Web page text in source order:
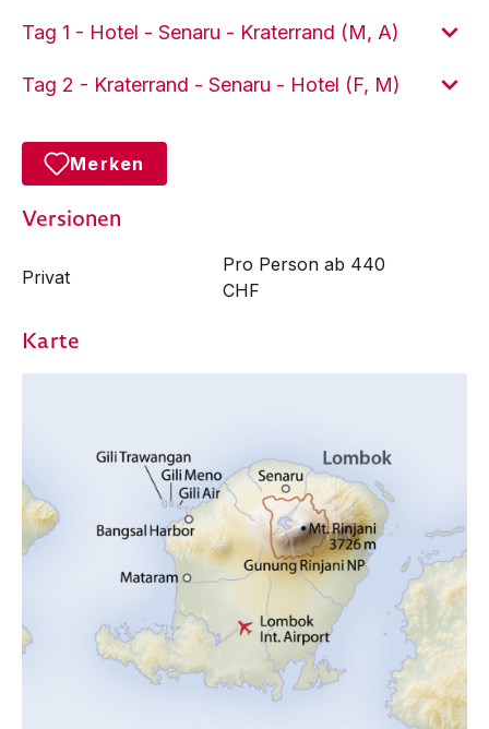
Tag 1 - Hotel - Senaru - Kraterrand (M, A)
Tag 2 - Kraterrand - Senaru - Hotel (F, M)
Merken
Versionen
Privat
Pro Person ab 440
CHF
Karte